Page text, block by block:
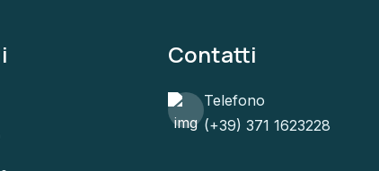
Contatti
Telefono
(+39) 371 1623228